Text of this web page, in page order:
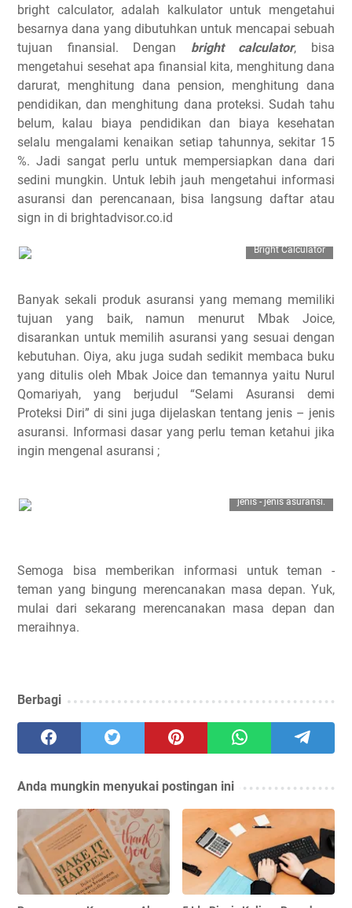
bright calculator, adalah kalkulator untuk mengetahui
besarnya dana yang dibutuhkan untuk mencapai sebuah
tujuan finansial. Dengan bright calculator, bisa
mengetahui sesehat apa finansial kita, menghitung dana
darurat, menghitung dana pension, menghitung dana
pendidikan, dan menghitung dana proteksi. Sudah tahu
belum, kalau biaya pendidikan dan biaya kesehatan
selalu mengalami kenaikan setiap tahunnya, sekitar 15
%. Jadi sangat perlu untuk mempersiapkan dana dari
sedini mungkin. Untuk lebih jauh mengetahui informasi
asuransi dan perencanaan, bisa langsung daftar atau
sign in di brightadvisor.co.id
Bright Calculator
Banyak sekali produk asuransi yang memang memiliki
tujuan yang baik, namun menurut Mbak Joice,
disarankan untuk memilih asuransi yang sesuai dengan
kebutuhan. Oiya, aku juga sudah sedikit membaca buku
yang ditulis oleh Mbak Joice dan temannya yaitu Nurul
Qomariyah, yang berjudul “Selami Asuransi demi
Proteksi Diri” di sini juga dijelaskan tentang jenis – jenis
asuransi. Informasi dasar yang perlu teman ketahui jika
ingin mengenal asuransi ;
jenis - jenis asuransi.
Semoga bisa memberikan informasi untuk teman -
teman yang bingung merencanakan masa depan. Yuk,
mulai dari sekarang merencanakan masa depan dan
meraihnya.
Berbagi
Anda mungkin menyukai postingan ini